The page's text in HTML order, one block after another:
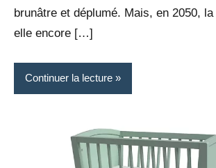
brunâtre et déplumé. Mais, en 2050,
elle encore […]
Continuer la lecture